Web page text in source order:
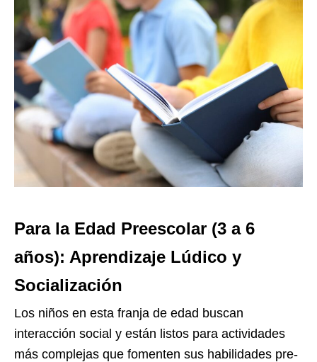
Para la Edad Preescolar (3 a 6
años): Aprendizaje Lúdico y
Socialización
Los niños en esta franja de edad buscan
interacción social y están listos para actividades
más complejas que fomenten sus habilidades pre-